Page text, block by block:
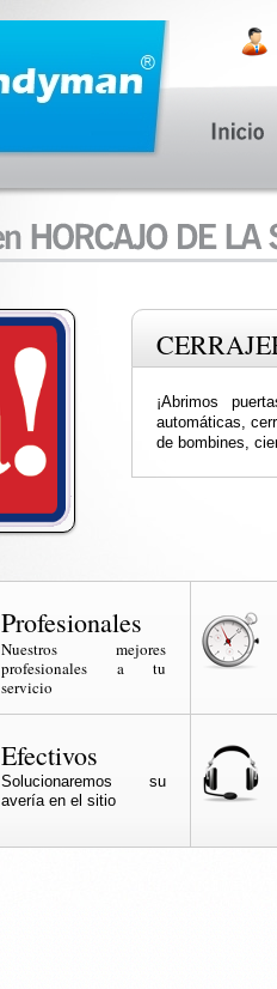
¡Abrimos
automáticas,
de bombines,
Profesionales
Nuestros mejores
profesionales a tu
servicio
Efectivos
Solucionaremos su
avería en el sitio